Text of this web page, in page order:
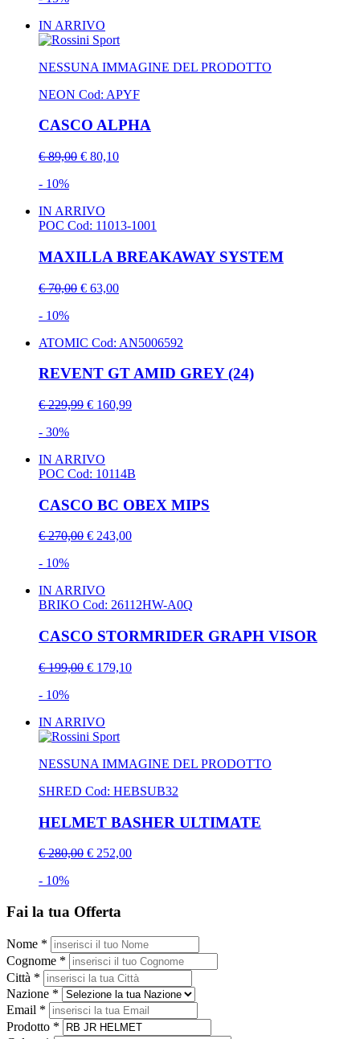
IN ARRIVO
NESSUNA IMMAGINE DEL PRODOTTO
NEON Cod: APYF
CASCO ALPHA
€ 89,00 € 80,10
- 10%
IN ARRIVO
POC Cod: 11013-1001
MAXILLA BREAKAWAY SYSTEM
€ 70,00 € 63,00
- 10%
ATOMIC Cod: AN5006592
REVENT GT AMID GREY (24)
€ 229,99 € 160,99
- 30%
IN ARRIVO
POC Cod: 10114B
CASCO BC OBEX MIPS
€ 270,00 € 243,00
- 10%
IN ARRIVO
BRIKO Cod: 26112HW-A0Q
CASCO STORMRIDER GRAPH VISOR
€ 199,00 € 179,10
- 10%
IN ARRIVO
NESSUNA IMMAGINE DEL PRODOTTO
SHRED Cod: HEBSUB32
HELMET BASHER ULTIMATE
€ 280,00 € 252,00
- 10%
Fai la tua Offerta
Nome *
Cognome *
Città *
Nazione *
Email *
Prodotto *